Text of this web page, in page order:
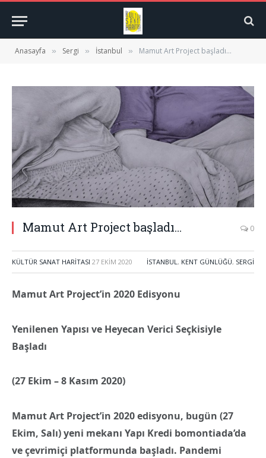
Anasayfa » Sergi » İstanbul » Mamut Art Project başladı…
Mamut Art Project başladı… 0
KÜLTÜR SANAT HARITASI 27 EKIM 2020 İSTANBUL, KENT GÜNLÜĞÜ, SERGI
Mamut Art Project’in 2020 Edisyonu
Yenilenen Yapısı ve Heyecan Verici Seçkisiyle
Başladı
(27 Ekim – 8 Kasım 2020)
Mamut Art Project’in 2020 edisyonu, bugün (27
Ekim, Salı) yeni mekanı Yapı Kredi bomontiada’da
ve çevrimiçi platformunda başladı. Pandemi